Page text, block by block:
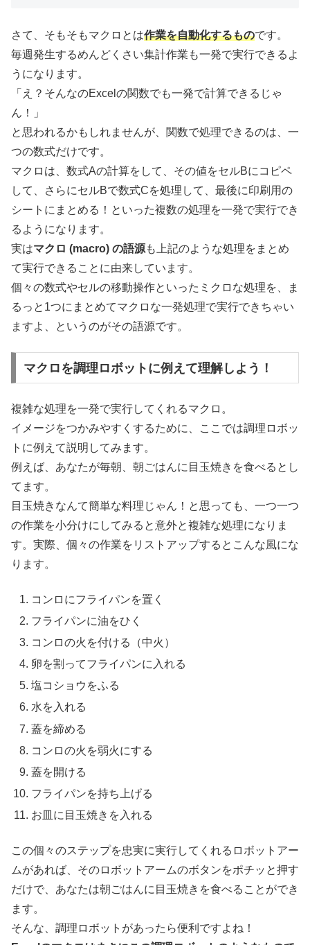
さて、そもそもマクロとは作業を自動化するものです。
毎週発生するめんどくさい集計作業も一発で実行できるよ
うになります。
「え？そんなのExcelの関数でも一発で計算できるじゃ
ん！」
と思われるかもしれませんが、関数で処理できるのは、一
つの数式だけです。
マクロは、数式Aの計算をして、その値をセルBにコピペ
して、さらにセルBで数式Cを処理して、最後に印刷用の
シートにまとめる！といった複数の処理を一発で実行でき
るようになります。
実はマクロ (macro) の語源も上記のような処理をまとめ
て実行できることに由来しています。
個々の数式やセルの移動操作といったミクロな処理を、ま
るっと1つにまとめてマクロな一発処理で実行できちゃい
ますよ、というのがその語源です。
マクロを調理ロボットに例えて理解しよう！
複雑な処理を一発で実行してくれるマクロ。
イメージをつかみやすくするために、ここでは調理ロボッ
トに例えて説明してみます。
例えば、あなたが毎朝、朝ごはんに目玉焼きを食べるとし
てます。
目玉焼きなんて簡単な料理じゃん！と思っても、一つ一つ
の作業を小分けにしてみると意外と複雑な処理になりま
す。実際、個々の作業をリストアップするとこんな風にな
ります。
コンロにフライパンを置く
フライパンに油をひく
コンロの火を付ける（中火）
卵を割ってフライパンに入れる
塩コショウをふる
水を入れる
蓋を締める
コンロの火を弱火にする
蓋を開ける
フライパンを持ち上げる
お皿に目玉焼きを入れる
この個々のステップを忠実に実行してくれるロボットアー
ムがあれば、そのロボットアームのボタンをポチッと押す
だけで、あなたは朝ごはんに目玉焼きを食べることができ
ます。
そんな、調理ロボットがあったら便利ですよね！